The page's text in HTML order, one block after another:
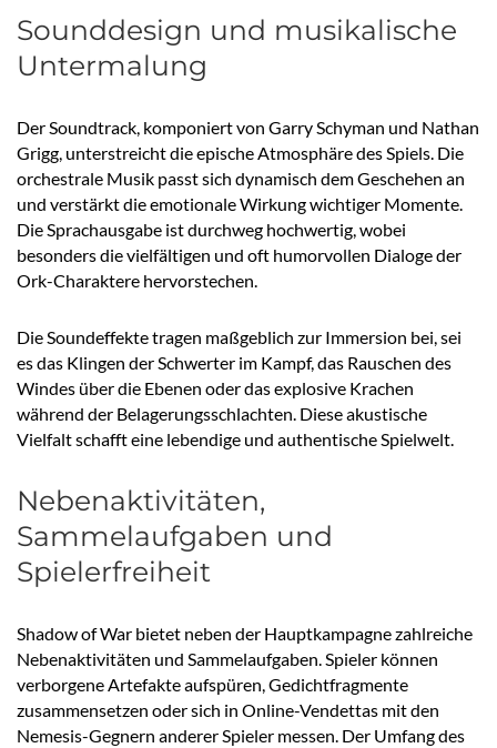
Sounddesign und musikalische
Untermalung
Der Soundtrack, komponiert von Garry Schyman und Nathan
Grigg, unterstreicht die epische Atmosphäre des Spiels. Die
orchestrale Musik passt sich dynamisch dem Geschehen an
und verstärkt die emotionale Wirkung wichtiger Momente.
Die Sprachausgabe ist durchweg hochwertig, wobei
besonders die vielfältigen und oft humorvollen Dialoge der
Ork-Charaktere hervorstechen.
Die Soundeffekte tragen maßgeblich zur Immersion bei, sei
es das Klingen der Schwerter im Kampf, das Rauschen des
Windes über die Ebenen oder das explosive Krachen
während der Belagerungsschlachten. Diese akustische
Vielfalt schafft eine lebendige und authentische Spielwelt.
Nebenaktivitäten,
Sammelaufgaben und
Spielerfreiheit
Shadow of War bietet neben der Hauptkampagne zahlreiche
Nebenaktivitäten und Sammelaufgaben. Spieler können
verborgene Artefakte aufspüren, Gedichtfragmente
zusammensetzen oder sich in Online-Vendettas mit den
Nemesis-Gegnern anderer Spieler messen. Der Umfang des